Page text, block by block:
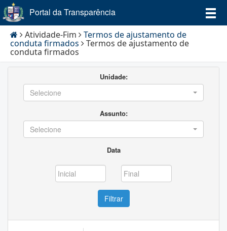
Portal da Transparência
Atividade-Fim Termos de ajustamento de
conduta firmados Termos de ajustamento de
conduta firmados
Unidade:
Selecione
Assunto:
Selecione
Data
Filtrar